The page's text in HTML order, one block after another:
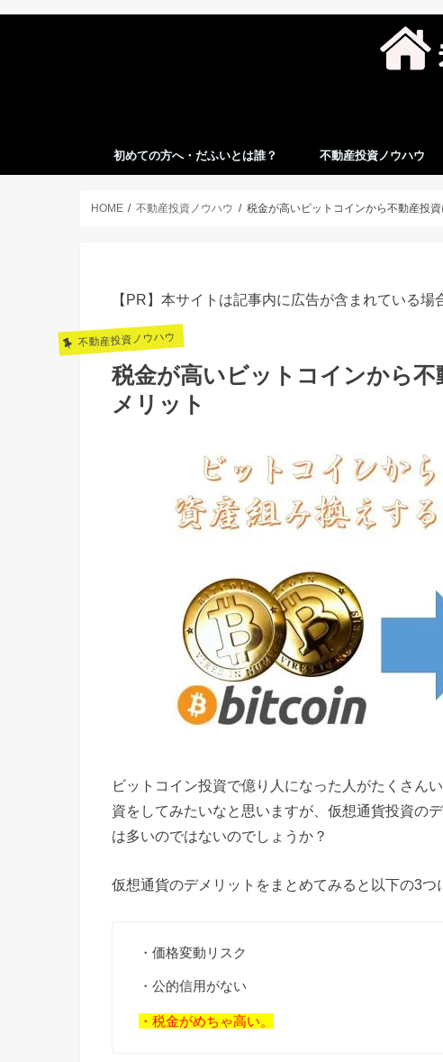
初めての方へ・だふいとは誰？ 不動産投資ノウハウ
HOME 不動産投資ノウハウ 税金が高いビットコインから不動産投
【PR】本サイトは記事内に広告が含まれている場
不動産投資ノウハウ
税金が高いビットコインから
メリット
ビットコイン投資で億り人になった人がたくさん
資をしてみたいなと思いますが、仮想通貨投資の
は多いのではないのでしょうか？
仮想通貨のデメリットをまとめてみると以下の3つ
・価格変動リスク
・公的信用がない
・税金がめちゃ高い。